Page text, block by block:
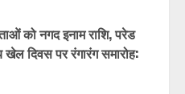
को नगद इनाम राशि, परेड
खेल दिवस पर रंगारंग समारोह: